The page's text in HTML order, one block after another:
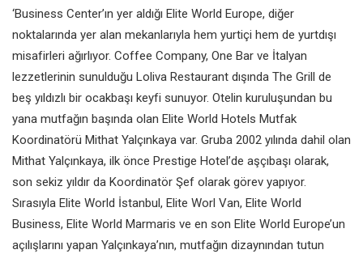
‘Business Center’ın yer aldığı Elite World Europe, diğer
noktalarında yer alan mekanlarıyla hem yurtiçi hem de yurtdışı
misafirleri ağırlıyor. Coffee Company, One Bar ve İtalyan
lezzetlerinin sunulduğu Loliva Restaurant dışında The Grill de
beş yıldızlı bir ocakbaşı keyfi sunuyor. Otelin kuruluşundan bu
yana mutfağın başında olan Elite World Hotels Mutfak
Koordinatörü Mithat Yalçınkaya var. Gruba 2002 yılında dahil olan
Mithat Yalçınkaya, ilk önce Prestige Hotel’de aşçıbaşı olarak,
son sekiz yıldır da Koordinatör Şef olarak görev yapıyor.
Sırasıyla Elite World İstanbul, Elite Worl Van, Elite World
Business, Elite World Marmaris ve en son Elite World Europe’un
açılışlarını yapan Yalçınkaya’nın, mutfağın dizaynından tutun